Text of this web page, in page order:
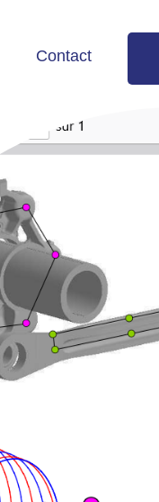
Contact